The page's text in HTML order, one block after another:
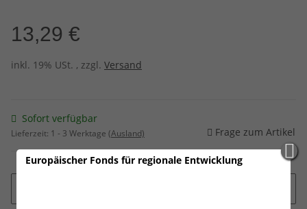
Europäischer Fonds für regionale Entwicklung
13,29 €
inkl. 19% USt. , zzgl. Versand
Sofort verfügbar
Lieferzeit: 1 - 3 Werktage (Ausland) Frage zum Artikel